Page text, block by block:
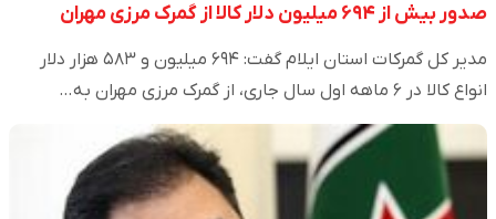
صدور بیش از ۶۹۴ میلیون دلار کالا از گمرک مرزی مهران
مدیر کل گمرکات استان ایلام گفت: ۶۹۴ میلیون و ۵۸۳ هزار دلار
انواع کالا در ۶ ماهه اول سال جاری، از گمرک مرزی مهران به…